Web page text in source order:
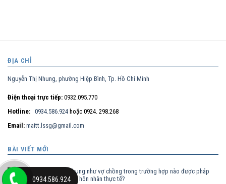
ĐỊA CHỈ
Nguyễn Thị Nhung, phường Hiệp Bình, Tp. Hồ Chí Minh
Điện thoại trực tiếp: 0932.095.770
Hotline: 0934.586.924 hoặc 0924. 298.268
Email: maitt.lssg@gmail.com
BÀI VIẾT MỚI
30
Th7
Nam nữ sống chung như vợ chồng trong trường hợp nào được pháp
luật công nhận là hôn nhân thực tế?
0934.586.924